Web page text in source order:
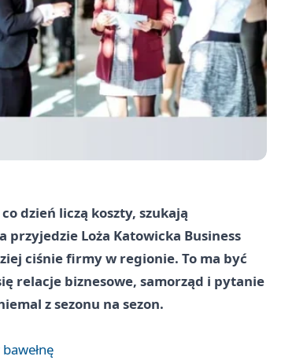
dzień liczą koszty, szukają
Loża Katowicka Business
ciśnie firmy w regionie. To ma być
relacje biznesowe, samorząd i pytanie
z sezonu na sezon.